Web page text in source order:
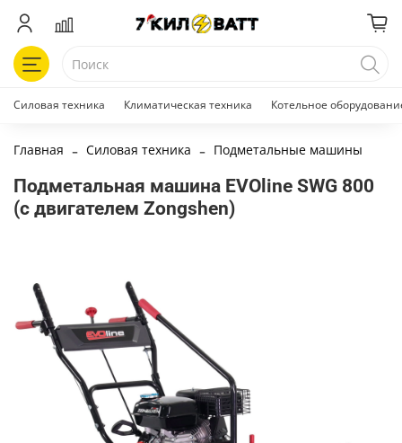
Силовая техника Климатическая техника Котельное
Главная Силовая техника Подметальные машины
Подметальная машина EVOline SWG 800
(с двигателем Zongshen)